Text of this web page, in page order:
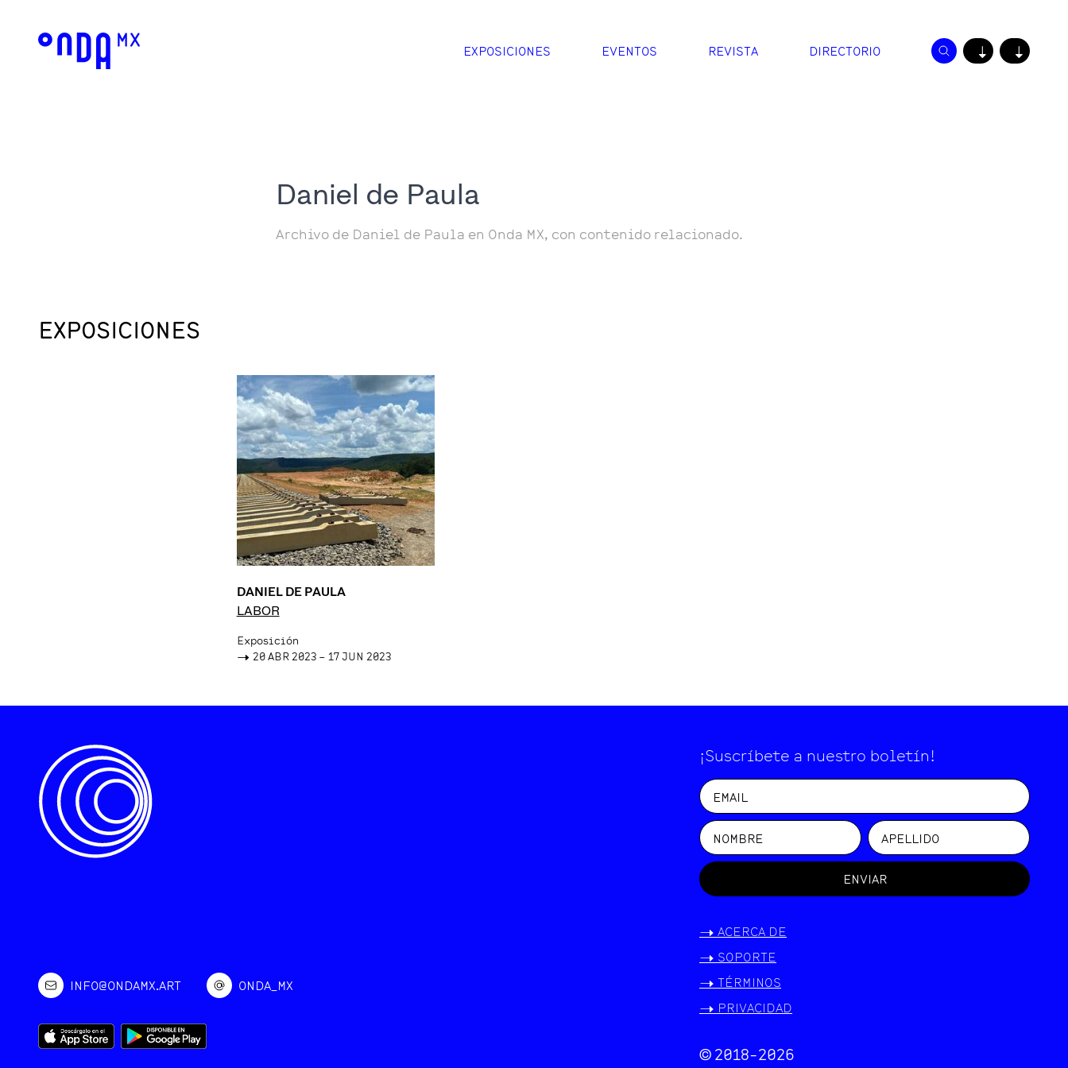
EXPOSICIONES EVENTOS REVISTA DIRECTORIO ↓ ↓
Daniel de Paula
Archivo de Daniel de Paula en Onda MX, con contenido relacionado.
EXPOSICIONES
DANIEL DE PAULA
LABOR
Exposición
-> 20 ABR 2023 – 17 JUN 2023
INFO@ONDAMX.ART ONDA_MX
¡Suscríbete a nuestro boletín!
ENVIAR
-> ACERCA DE
-> SOPORTE
-> TÉRMINOS
-> PRIVACIDAD
© 2018-2026